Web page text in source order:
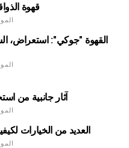
قهوة
القهوة "جوكي": استعراض،
آثار جانبية من
العديد من الخيارات